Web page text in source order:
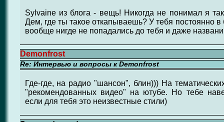
Sylvaine из блога - вещь! Никогда не понимал я
Дем, где ты такое откапываешь? У тебя постоянно
вообще нигде не попадались до тебя и даже
Demonfrost
Re: Интервью и вопросы к Demonfrost
Где-где, на радио "шансон", блин))) На
"рекомендованных видео" на ютубе. Но тебе
если для тебя это неизвестные стили)